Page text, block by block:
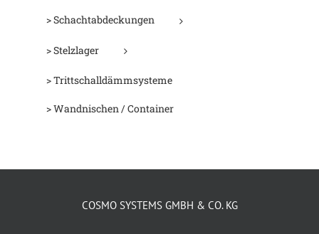
> Schachtabdeckungen
> Stelzlager
> Trittschalldämmsysteme
> Wandnischen / Container
COSMO SYSTEMS GMBH & CO. KG